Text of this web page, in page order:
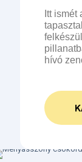
Itt ismét
hívó